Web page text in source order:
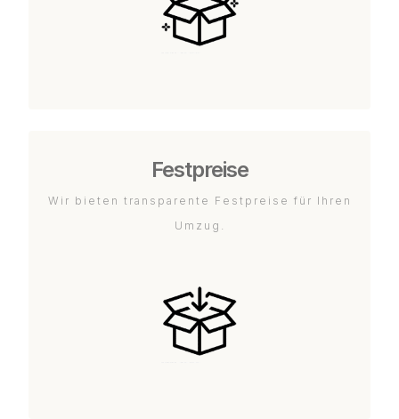
Festpreise
Wir bieten transparente Festpreise für Ihren
Umzug.